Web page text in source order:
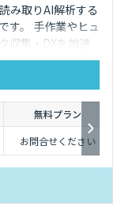
み取りAI解析する
す。 手作業やヒュ
収集・DXを加速
無料プラン
お問合せください